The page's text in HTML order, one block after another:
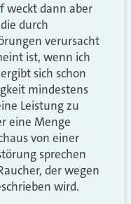
weckt dann aber
durch
verursacht
ist, wenn ich
sich schon
mindestens
Leistung zu
eine Menge
von einer
sprechen
der wegen
wird.